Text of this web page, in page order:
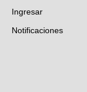
Deportes
Videos
Ingresar
Notificaciones